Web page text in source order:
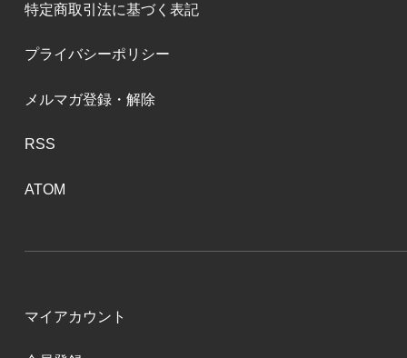
特定商取引法に基づく表記
プライバシーポリシー
メルマガ登録・解除
RSS
ATOM
マイアカウント